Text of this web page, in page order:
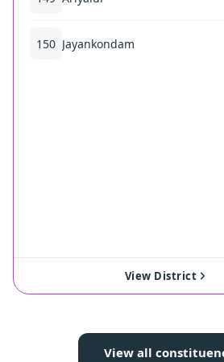
150 Jayankondam
View District
View all